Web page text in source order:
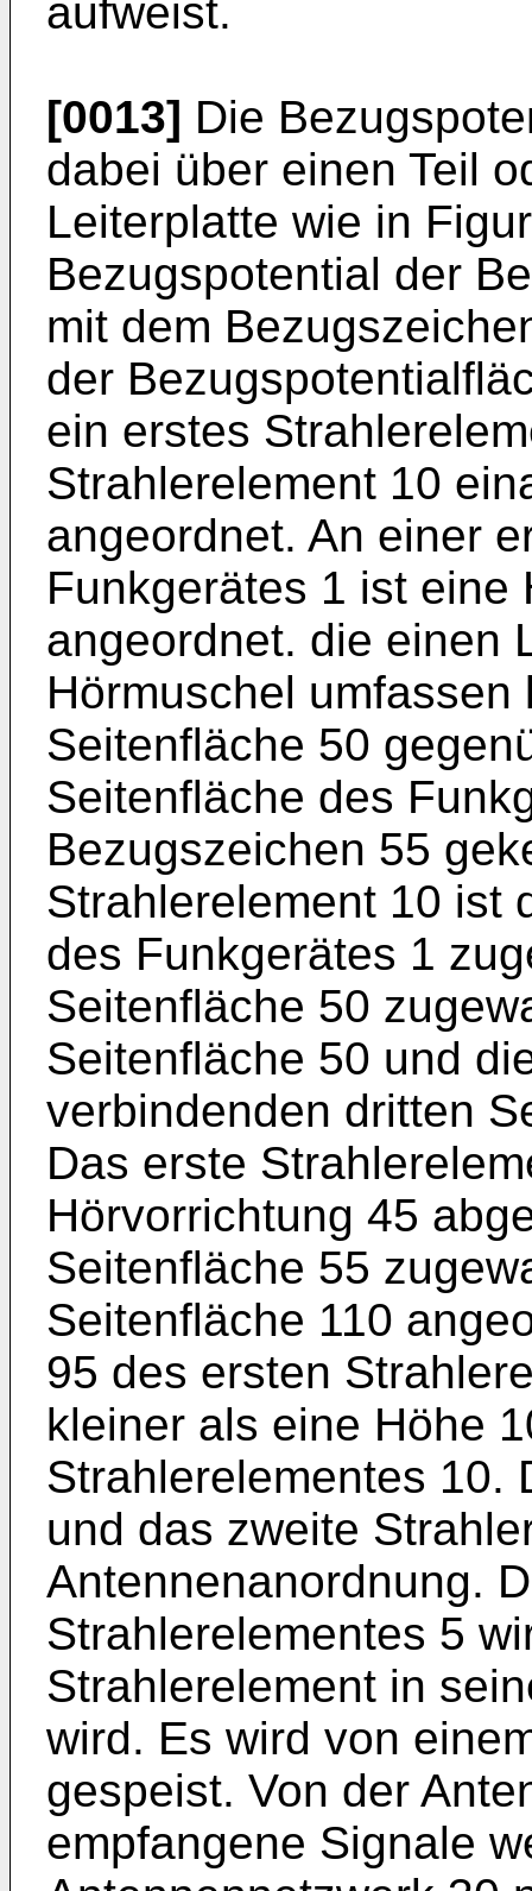
aufweist.
[0013] Die
dabei über einen Teil
Leiterplatte wie in
Bezugspotential der
mit dem
der
ein erstes
Strahlerelement 10
angeordnet. An einer
Funkgerätes 1 ist eine
angeordnet. die einen
Hörmuschel
Seitenfläche 50
Seitenfläche des
Bezugszeichen 55
Strahlerelement 10 ist
des Funkgerätes 1
Seitenfläche 50
Seitenfläche 50 und
verbindenden dritten
Das erste
Hörvorrichtung 45
Seitenfläche 55
Seitenfläche 110
95 des ersten
kleiner als eine Höhe
Strahlerelementes 10.
und das zweite
Antennenanordnung.
Strahlerelementes 5
Strahlerelement in
wird. Es wird von
gespeist. Von der
empfangene Signale